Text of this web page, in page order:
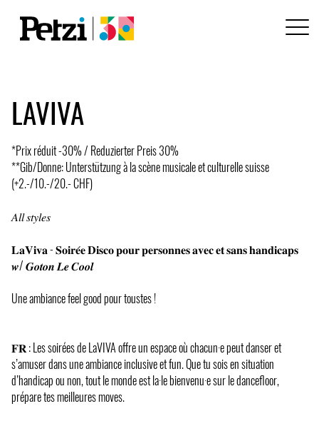
LAVIVA
*Prix réduit -30% / Reduzierter Preis 30%
**Gib/Donne: Unterstützung à la scène musicale et culturelle suisse
(+2.-/10.-/20.- CHF)
𝐴𝑙𝑙 𝑠𝑡𝑦𝑙𝑒𝑠
𝐋𝐚𝐕𝐢𝐯𝐚 - 𝐒𝐨𝐢𝐫𝐞́𝐞 𝐃𝐢𝐬𝐜𝐨 𝐩𝐨𝐮𝐫 𝐩𝐞𝐫𝐬𝐨𝐧𝐧𝐞𝐬 𝐚𝐯𝐞𝐜 𝐞𝐭 𝐬𝐚𝐧𝐬 𝐡𝐚𝐧𝐝𝐢𝐜𝐚𝐩𝐬
𝒘/ 𝑮𝒐𝒕𝒐𝒏 𝑳𝒆 𝑪𝒐𝒐𝒍
Une ambiance feel good pour toustes !
𝐅𝐑 : Les soirées de LaVIVA offre un espace où chacun·e peut danser et
s’amuser dans une ambiance inclusive et fun. Que tu sois en situation
d’handicap ou non, tout le monde est la·le bienvenu·e sur le dancefloor,
prépare tes meilleures moves.